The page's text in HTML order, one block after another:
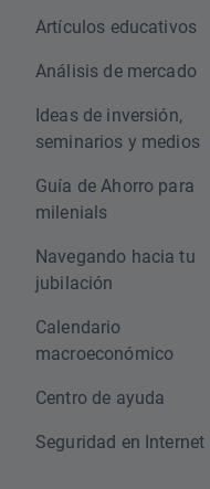
Artículos educativos
Análisis de mercado
Ideas de inversión,
seminarios y medios
Guía de Ahorro para
milenials
Navegando hacia tu
jubilación
Calendario
macroeconómico
Centro de ayuda
Seguridad en Internet